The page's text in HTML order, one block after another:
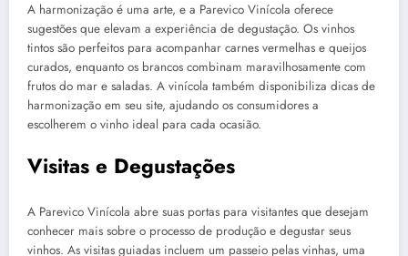
A harmonização é uma arte, e a Parevico Vinícola oferece
sugestões que elevam a experiência de degustação. Os vinhos
tintos são perfeitos para acompanhar carnes vermelhas e queijos
curados, enquanto os brancos combinam maravilhosamente com
frutos do mar e saladas. A vinícola também disponibiliza dicas de
harmonização em seu site, ajudando os consumidores a
escolherem o vinho ideal para cada ocasião.
Visitas e Degustações
A Parevico Vinícola abre suas portas para visitantes que desejam
conhecer mais sobre o processo de produção e degustar seus
vinhos. As visitas guiadas incluem um passeio pelas vinhas, uma